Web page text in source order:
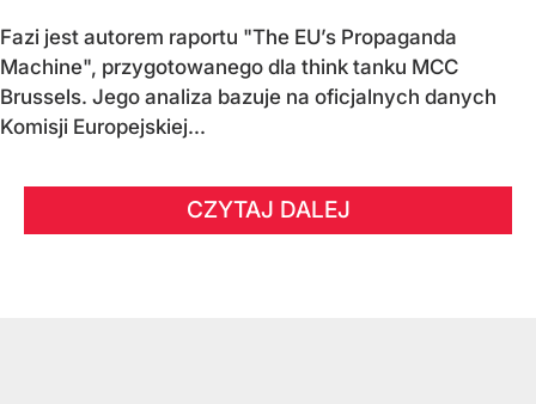
Fazi jest autorem raportu "The EU’s Propaganda
Machine", przygotowanego dla think tanku MCC
Brussels. Jego analiza bazuje na oficjalnych danych
Komisji Europejskiej...
CZYTAJ DALEJ